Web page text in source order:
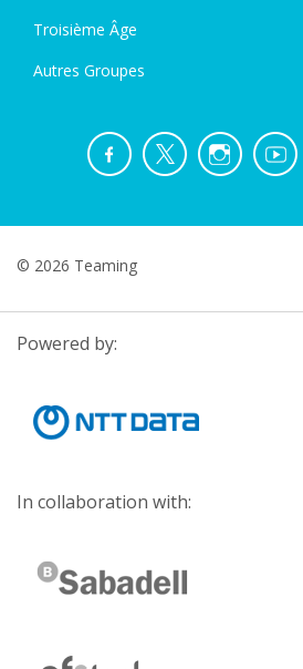
Troisième Âge
Autres Groupes
© 2026 Teaming
Powered by:
In collaboration with: